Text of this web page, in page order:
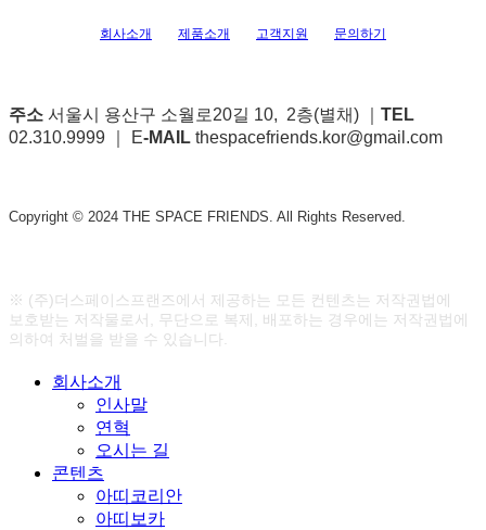
회사소개 제품소개 고객지원 문의하기
주소 서울시 용산구 소월로20길 10, 2층(별채) ｜ TEL
02.310.9999 ｜ E-MAIL thespacefriends.kor@gmail.com
Copyright © 2024 THE SPACE FRIENDS. All Rights Reserved.
※ (주)더스페이스프랜즈에서 제공하는 모든 컨텐츠는 저작권법에
보호받는 저작물로서, 무단으로 복제, 배포하는 경우에는 저작권법에
의하여 처벌을 받을 수 있습니다.
Close 회사소개
인사말
연혁
오시는 길
콘텐츠
아띠코리안
아띠보카